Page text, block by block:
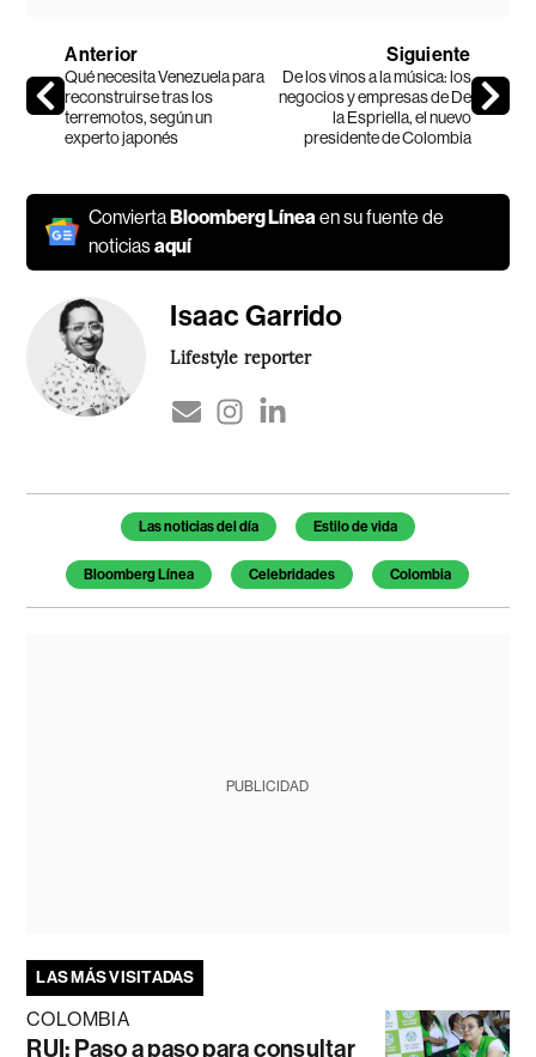
Anterior
Qué necesita Venezuela para
reconstruirse tras los
terremotos, según un
experto japonés
Siguiente
De los vinos a la música: los
negocios y empresas de De
la Espriella, el nuevo
presidente de Colombia
ConviertaBloomberg Línea en su fuente de
noticiasaquí
Isaac Garrido
Lifestyle reporter
Temas de este artículo
Las noticias del día Estilo de vida
Bloomberg Línea Celebridades Colombia
PUBLICIDAD
LAS MÁS VISITADAS
COLOMBIA
RUI: Paso a paso para consultar